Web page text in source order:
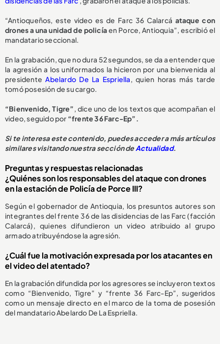
“Antioqueños, este video es de Farc 36 Calarcá ataque con
drones a una unidad de policíaen Porce, Antioquia”, escribió el
mandatario seccional.
En la grabación, que no dura 52 segundos, se da a entender que
la agresión a los uniformados la hicieron por una bienvenida al
presidenteAbelardo De La Espriella, quien horas más tarde
tomó posesión de su cargo.
“Bienvenido, Tigre”, dice uno de los textos que acompañan el
video, seguido por “frente 36 Farc-Ep”.
Si te interesa este contenido, puedes acceder a más artículos
similares visitando nuestra sección deActualidad.
Preguntas y respuestas relacionadas
¿Quiénes son los responsables del ataque con drones
en la estación de Policía de Porce III?
Según el gobernador de Antioquia, los presuntos autores son
integrantes del frente 36 de las disidencias de las Farc (facción
Calarcá), quienes difundieron un video atribuido al grupo
armado atribuyéndose la agresión.
¿Cuál fue la motivación expresada por los atacantes en
el video del atentado?
En la grabación difundida por los agresores se incluyeron textos
como “Bienvenido, Tigre” y “frente 36 Farc-Ep”, sugeridos
como un mensaje directo en el marco de la toma de posesión
del mandatario Abelardo De La Espriella.